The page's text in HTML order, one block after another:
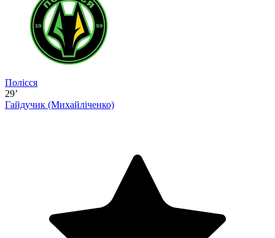
Полісся
29’
Гайдучик (Михайліченко)